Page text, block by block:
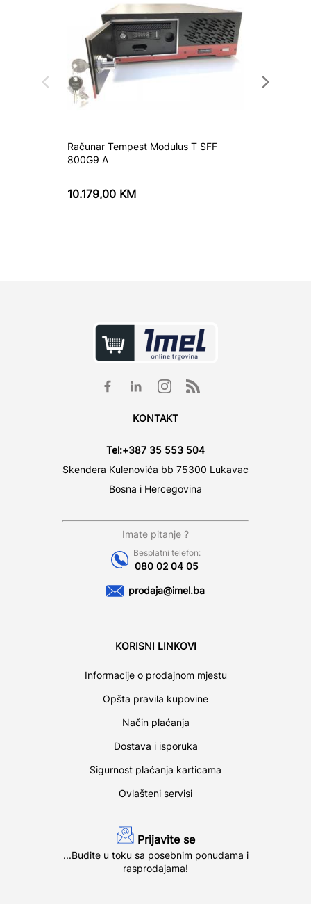
Računar Tempest Modulus T SFF
800G9 A
10.179,00 KM
KONTAKT
Tel:+387 35 553 504
Skendera Kulenovića bb 75300 Lukavac
Bosna i Hercegovina
Imate pitanje ?
Besplatni telefon:
080 02 04 05
prodaja@imel.ba
KORISNI LINKOVI
Informacije o prodajnom mjestu
Opšta pravila kupovine
Način plaćanja
Dostava i isporuka
Sigurnost plaćanja karticama
Ovlašteni servisi
Prijavite se
...Budite u toku sa posebnim ponudama i
rasprodajama!